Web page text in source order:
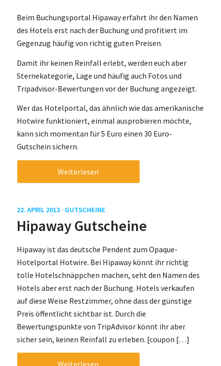
Beim Buchungsportal Hipaway erfahrt ihr den Namen
des Hotels erst nach der Buchung und profitiert im
Gegenzug häufig von richtig guten Preisen.
Damit ihr keinen Reinfall erlebt, werden euch aber
Sternekategorie, Lage und häufig auch Fotos und
Tripadvisor-Bewertungen vor der Buchung angezeigt.
Wer das Hotelportal, das ähnlich wie das amerikanische
Hotwire funktioniert, einmal ausprobieren möchte,
kann sich momentan für 5 Euro einen 30 Euro-
Gutschein sichern.
Weiterlesen
22. APRIL 2013 · GUTSCHEINE
Hipaway Gutscheine
Hipaway ist das deutsche Pendent zum Opaque-
Hotelportal Hotwire. Bei Hipaway könnt ihr richtig
tolle Hotelschnäppchen machen, seht den Namen des
Hotels aber erst nach der Buchung. Hotels verkaufen
auf diese Weise Restzimmer, ohne dass der günstige
Preis öffentlicht sichtbar ist. Durch die
Bewertungspunkte von TripAdvisor könnt ihr aber
sicher sein, keinen Reinfall zu erleben. [coupon […]